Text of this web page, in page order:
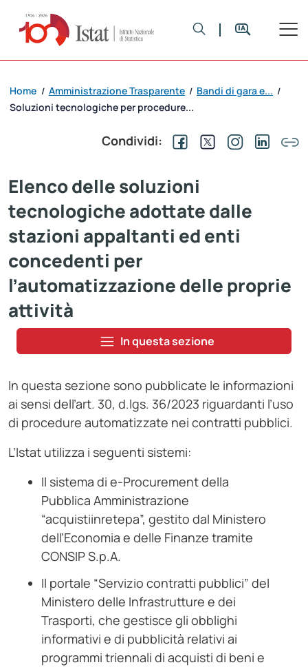
Home / Amministrazione Trasparente / Bandi di gara e... /
Soluzioni tecnologiche per procedure...
Condividi:
Elenco delle soluzioni
tecnologiche adottate dalle
stazioni appaltanti ed enti
concedenti per
l’automatizzazione delle proprie
attività
In questa sezione
In questa sezione sono pubblicate le informazioni
ai sensi dell’art. 30, d.lgs. 36/2023 riguardanti l’uso
di procedure automatizzate nei contratti pubblici.
L’Istat utilizza i seguenti sistemi:
Il sistema di e-Procurement della
Pubblica Amministrazione
“acquistiinretepa”, gestito dal Ministero
dell’Economia e delle Finanze tramite
CONSIP S.p.A.
Il portale “Servizio contratti pubblici” del
Ministero delle Infrastrutture e dei
Trasporti, che gestisce gli obblighi
informativi e di pubblicità relativi ai
programmi triennali di acquisti di beni e